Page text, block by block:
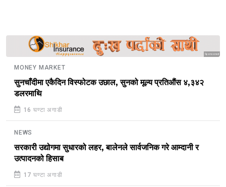
Sponsored
MONEY MARKET
सुनचाँदीमा एकैदिन विस्फोटक उछाल, सुनको मूल्य प्रतिऔंस ४,३४२
डलरमाथि
16 घण्टा अगाडी
NEWS
सरकारी उद्योगमा सुधारको लहर, बालेनले सार्वजनिक गरे आम्दानी र
उत्पादनको हिसाब
17 घण्टा अगाडी